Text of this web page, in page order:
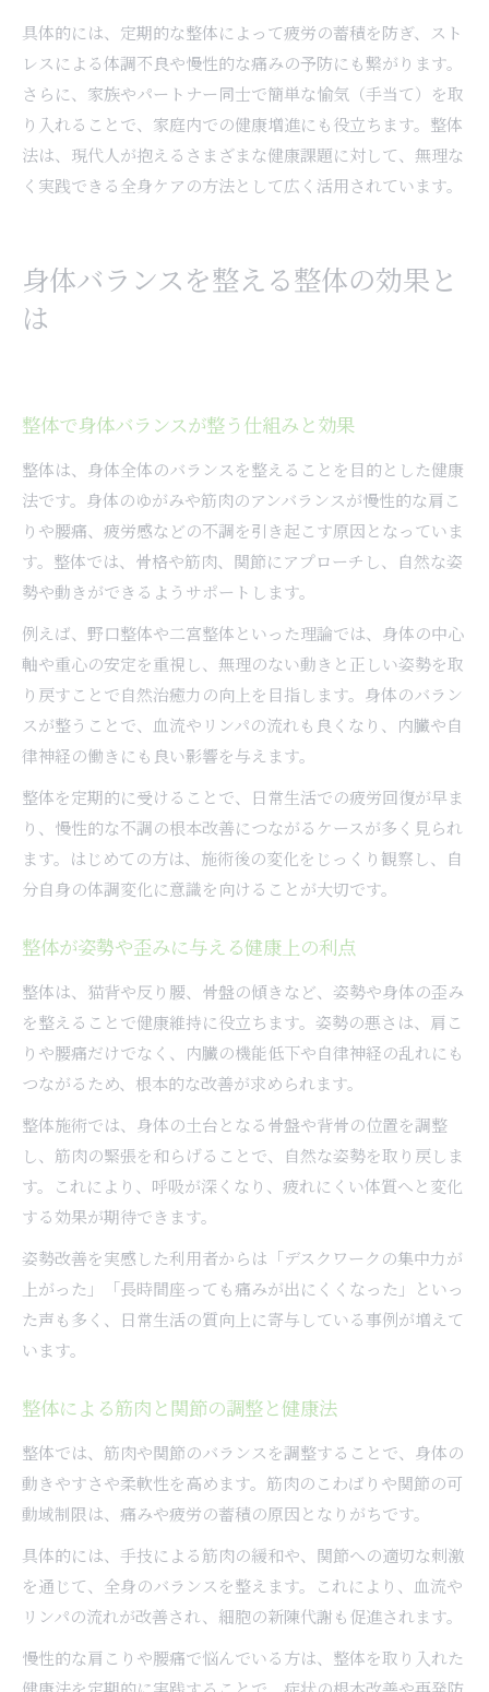
具体的には、定期的な整体によって疲労の蓄積を防ぎ、スト
レスによる体調不良や慢性的な痛みの予防にも繋がります。
さらに、家族やパートナー同士で簡単な愉気（手当て）を取
り入れることで、家庭内での健康増進にも役立ちます。整体
法は、現代人が抱えるさまざまな健康課題に対して、無理な
く実践できる全身ケアの方法として広く活用されています。
身体バランスを整える整体の効果と
は
整体で身体バランスが整う仕組みと効果
整体は、身体全体のバランスを整えることを目的とした健康
法です。身体のゆがみや筋肉のアンバランスが慢性的な肩こ
りや腰痛、疲労感などの不調を引き起こす原因となっていま
す。整体では、骨格や筋肉、関節にアプローチし、自然な姿
勢や動きができるようサポートします。
例えば、野口整体や二宮整体といった理論では、身体の中心
軸や重心の安定を重視し、無理のない動きと正しい姿勢を取
り戻すことで自然治癒力の向上を目指します。身体のバラン
スが整うことで、血流やリンパの流れも良くなり、内臓や自
律神経の働きにも良い影響を与えます。
整体を定期的に受けることで、日常生活での疲労回復が早ま
り、慢性的な不調の根本改善につながるケースが多く見られ
ます。はじめての方は、施術後の変化をじっくり観察し、自
分自身の体調変化に意識を向けることが大切です。
整体が姿勢や歪みに与える健康上の利点
整体は、猫背や反り腰、骨盤の傾きなど、姿勢や身体の歪み
を整えることで健康維持に役立ちます。姿勢の悪さは、肩こ
りや腰痛だけでなく、内臓の機能低下や自律神経の乱れにも
つながるため、根本的な改善が求められます。
整体施術では、身体の土台となる骨盤や背骨の位置を調整
し、筋肉の緊張を和らげることで、自然な姿勢を取り戻しま
す。これにより、呼吸が深くなり、疲れにくい体質へと変化
する効果が期待できます。
姿勢改善を実感した利用者からは「デスクワークの集中力が
上がった」「長時間座っても痛みが出にくくなった」といっ
た声も多く、日常生活の質向上に寄与している事例が増えて
います。
整体による筋肉と関節の調整と健康法
整体では、筋肉や関節のバランスを調整することで、身体の
動きやすさや柔軟性を高めます。筋肉のこわばりや関節の可
動域制限は、痛みや疲労の蓄積の原因となりがちです。
具体的には、手技による筋肉の緩和や、関節への適切な刺激
を通じて、全身のバランスを整えます。これにより、血流や
リンパの流れが改善され、細胞の新陳代謝も促進されます。
慢性的な肩こりや腰痛で悩んでいる方は、整体を取り入れた